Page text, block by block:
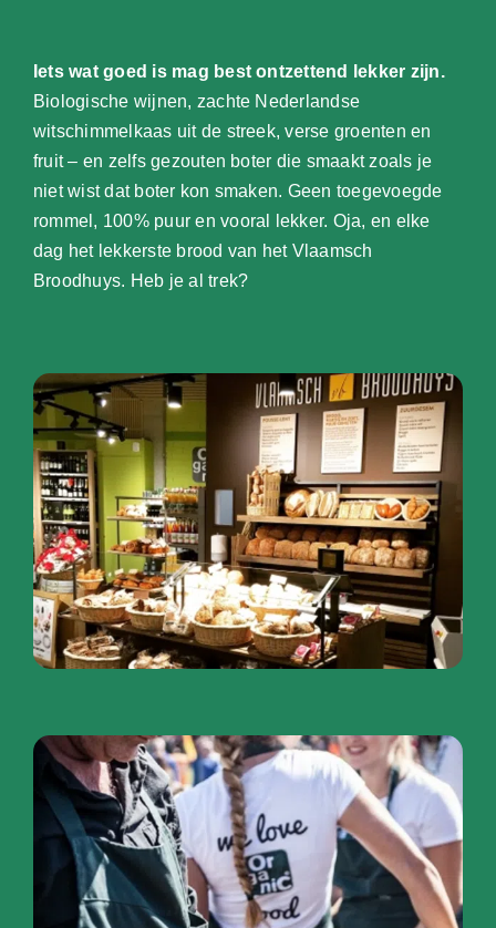
Iets wat goed is mag best ontzettend lekker zijn.
Biologische wijnen, zachte Nederlandse
witschimmelkaas uit de streek, verse groenten en
fruit – en zelfs gezouten boter die smaakt zoals je
niet wist dat boter kon smaken. Geen toegevoegde
rommel, 100% puur en vooral lekker. Oja, en elke
dag het lekkerste brood van het Vlaamsch
Broodhuys. Heb je al trek?